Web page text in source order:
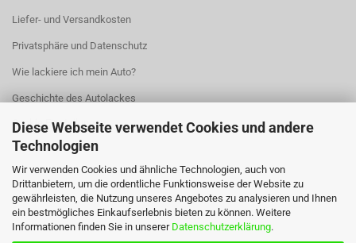
Diese Webseite verwendet Cookies und andere
Technologien
Wir verwenden Cookies und ähnliche Technologien, auch von
Drittanbietern, um die ordentliche Funktionsweise der Website zu
gewährleisten, die Nutzung unseres Angebotes zu analysieren und Ihnen
ein bestmögliches Einkaufserlebnis bieten zu können. Weitere
Informationen finden Sie in unserer Datenschutzerklärung.
Liefer- und Versandkosten
Privatsphäre und Datenschutz
Wie lackiere ich mein Auto?
Geschichte des Autolackes
Cookie Einstellungen